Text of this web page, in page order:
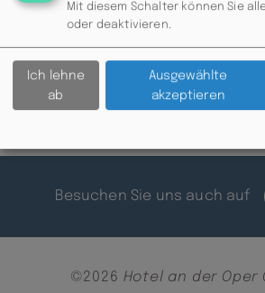
RESERVIERUNG:
77 ODER
Zurück
Besuchen Sie uns auch auf
©2026 Hotel an der Oper
Mit diesem Schalter können Sie
oder deaktivieren.
Ich lehne
ab
Ausgewählte
akzeptieren